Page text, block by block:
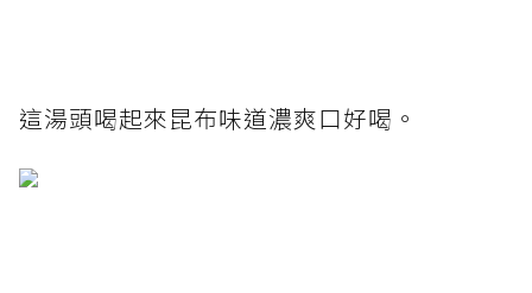
這湯頭喝起來昆布味道濃爽口好喝。